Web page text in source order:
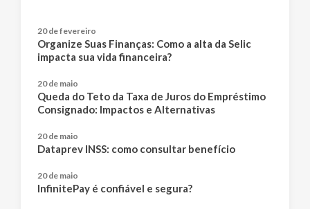
20 de fevereiro
Organize Suas Finanças: Como a alta da Selic
impacta sua vida financeira?
20 de maio
Queda do Teto da Taxa de Juros do Empréstimo
Consignado: Impactos e Alternativas
20 de maio
Dataprev INSS: como consultar benefício
20 de maio
InfinitePay é confiável e segura?